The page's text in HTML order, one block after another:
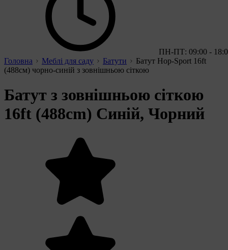
ПН-ПТ: 09:00 -
Головна
Меблі для саду Батути
Батут Hop-Sport 16ft
(488см) чорно-синій з зовнішньою сіткою
Батут з зовнішньою сіткою
16ft (488cm) Синій, Чорний